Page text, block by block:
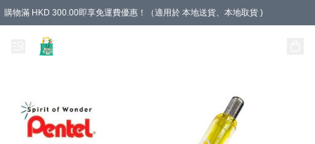
購物滿 HKD 300.00即享免運費優惠！（適用於 本地送貨、本地取貨 )